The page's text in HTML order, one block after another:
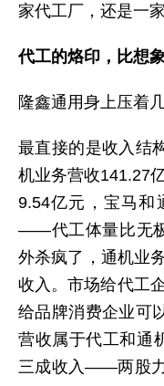
家代工厂，还是一
代工的烙印，比想
隆鑫通用身上压着
最直接的是收入结
机业务营收141.27
9.54亿元，宝马和
——代工体量比无
外杀疯了，通机业
收入。市场给代工
给品牌消费企业可
营收属于代工和通
三成收入——两股